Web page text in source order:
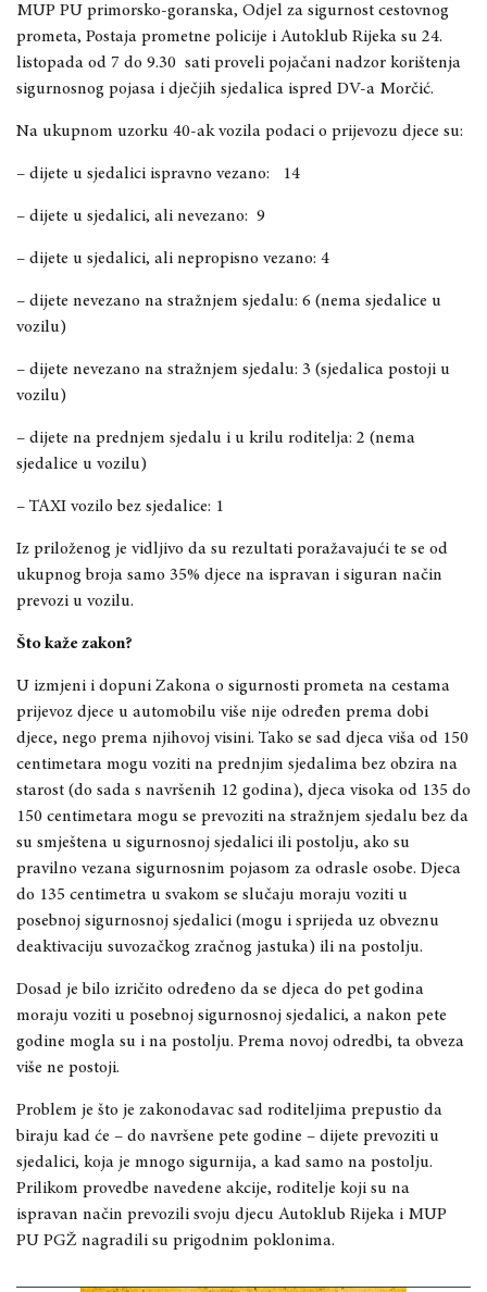
MUP PU primorsko-goranska, Odjel za sigurnost cestovnog
prometa, Postaja prometne policije i Autoklub Rijeka su 24.
listopada od 7 do 9.30 sati proveli pojačani nadzor korištenja
sigurnosnog pojasa i dječjih sjedalica ispred DV-a Morčić.
Na ukupnom uzorku 40-ak vozila podaci o prijevozu djece su:
– dijete u sjedalici ispravno vezano: 14
– dijete u sjedalici, ali nevezano: 9
– dijete u sjedalici, ali nepropisno vezano: 4
– dijete nevezano na stražnjem sjedalu: 6 (nema sjedalice u
vozilu)
– dijete nevezano na stražnjem sjedalu: 3 (sjedalica postoji u
vozilu)
– dijete na prednjem sjedalu i u krilu roditelja: 2 (nema
sjedalice u vozilu)
– TAXI vozilo bez sjedalice: 1
Iz priloženog je vidljivo da su rezultati poražavajući te se od
ukupnog broja samo 35% djece na ispravan i siguran način
prevozi u vozilu.
Što kaže zakon?
U izmjeni i dopuni Zakona o sigurnosti prometa na cestama
prijevoz djece u automobilu više nije određen prema dobi
djece, nego prema njihovoj visini. Tako se sad djeca viša od 150
centimetara mogu voziti na prednjim sjedalima bez obzira na
starost (do sada s navršenih 12 godina), djeca visoka od 135 do
150 centimetara mogu se prevoziti na stražnjem sjedalu bez da
su smještena u sigurnosnoj sjedalici ili postolju, ako su
pravilno vezana sigurnosnim pojasom za odrasle osobe. Djeca
do 135 centimetra u svakom se slučaju moraju voziti u
posebnoj sigurnosnoj sjedalici (mogu i sprijeda uz obveznu
deaktivaciju suvozačkog zračnog jastuka) ili na postolju.
Dosad je bilo izričito određeno da se djeca do pet godina
moraju voziti u posebnoj sigurnosnoj sjedalici, a nakon pete
godine mogla su i na postolju. Prema novoj odredbi, ta obveza
više ne postoji.
Problem je što je zakonodavac sad roditeljima prepustio da
biraju kad će – do navršene pete godine – dijete prevoziti u
sjedalici, koja je mnogo sigurnija, a kad samo na postolju.
Prilikom provedbe navedene akcije, roditelje koji su na
ispravan način prevozili svoju djecu Autoklub Rijeka i MUP
PU PGŽ nagradili su prigodnim poklonima.